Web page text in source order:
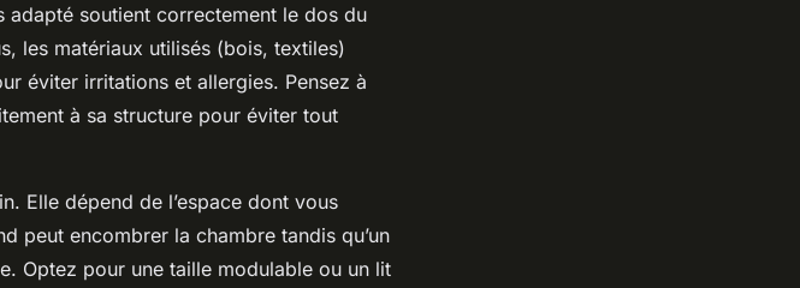
adapté soutient correctement le dos du
les matériaux utilisés (bois, textiles)
éviter irritations et allergies. Pensez à
à sa structure pour éviter tout
Elle dépend de l’espace dont vous
peut encombrer la chambre tandis qu’un
Optez pour une taille modulable ou un lit